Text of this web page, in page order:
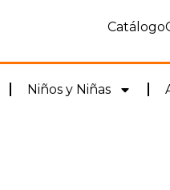
Catálogo
Niños y Niñas